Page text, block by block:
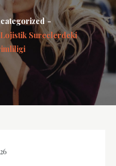
Sureclerdeki